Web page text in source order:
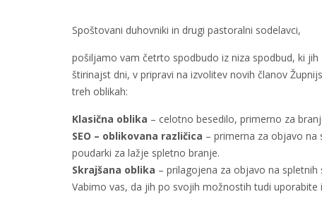
Spoštovani duhovniki in drugi pastoralni sodelavci,
pošiljamo vam četrto spodbudo iz niza spodbud, ki
štirinajst dni, v pripravi na izvolitev novih članov
treh oblikah:
Klasična oblika – celotno besedilo, primerno za
SEO – oblikovana različica – primerna za objavo na
poudarki za lažje spletno branje.
Skrajšana oblika – prilagojena za objavo na
Vabimo vas, da jih po svojih možnostih tudi